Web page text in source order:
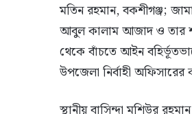
মতিন রহমান, বকশীগঞ্জ;
আবুল কালাম আজাদ ও তার
থেকে বাঁচতে আইন
উপজেলা নির্বাহী